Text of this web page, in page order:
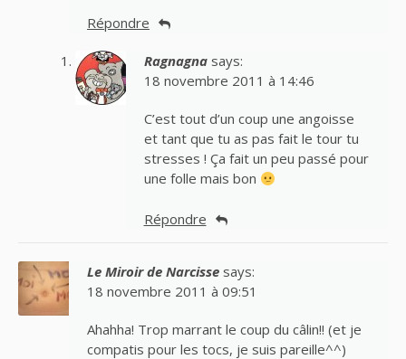
Répondre
Ragnagna says:
18 novembre 2011 à 14:46
C’est tout d’un coup une angoisse
et tant que tu as pas fait le tour tu
stresses ! Ça fait un peu passé pour
une folle mais bon
Répondre
Le Miroir de Narcisse says:
18 novembre 2011 à 09:51
Ahahha! Trop marrant le coup du câlin!! (et je
compatis pour les tocs, je suis pareille^^)